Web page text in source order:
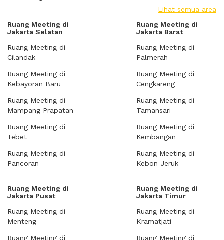
Lihat semua area
Ruang Meeting di
Jakarta Selatan
Ruang Meeting di
Cilandak
Ruang Meeting di
Kebayoran Baru
Ruang Meeting di
Mampang Prapatan
Ruang Meeting di
Tebet
Ruang Meeting di
Pancoran
Ruang Meeting di
Jakarta Barat
Ruang Meeting di
Palmerah
Ruang Meeting di
Cengkareng
Ruang Meeting di
Tamansari
Ruang Meeting di
Kembangan
Ruang Meeting di
Kebon Jeruk
Ruang Meeting di
Jakarta Pusat
Ruang Meeting di
Menteng
Ruang Meeting di
Ruang Meeting di
Jakarta Timur
Ruang Meeting di
Kramatjati
Ruang Meeting di